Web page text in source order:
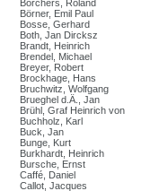
Borchers, Roland
Börner, Emil Paul
Bosse, Gerhard
Both, Jan Dircksz
Brandt, Heinrich
Brendel, Michael
Breyer, Robert
Brockhage, Hans
Bruchwitz, Wolfgang
Brueghel d.Ä., Jan
Brühl, Graf Heinrich von
Buchholz, Karl
Buck, Jan
Bunge, Kurt
Burkhardt, Heinrich
Bursche, Ernst
Caffé, Daniel
Callot, Jacques